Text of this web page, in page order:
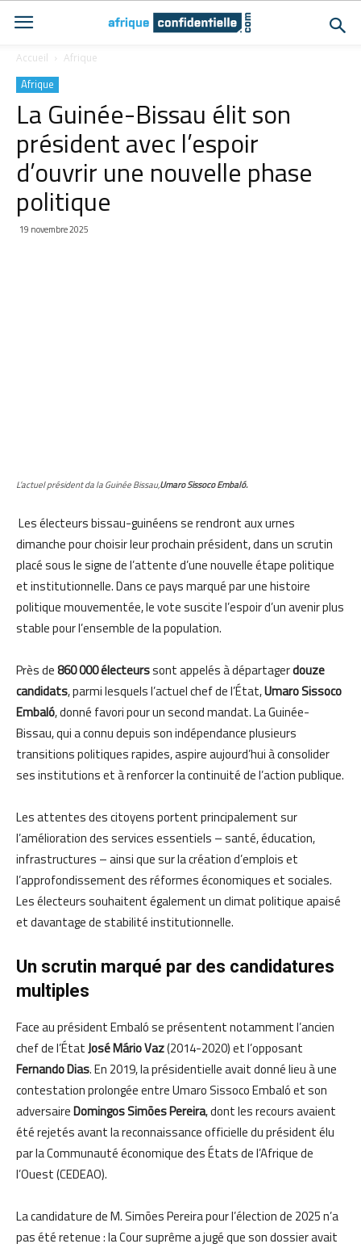
Accueil Afrique
Afrique
La Guinée-Bissau élit son
président avec l’espoir
d’ouvrir une nouvelle phase
politique
19 novembre 2025
L’actuel président da la Guinée Bissau,Umaro Sissoco Embaló.
Les électeurs bissau-guinéens se rendront aux urnes
dimanche pour choisir leur prochain président, dans un scrutin
placé sous le signe de l’attente d’une nouvelle étape politique
et institutionnelle. Dans ce pays marqué par une histoire
politique mouvementée, le vote suscite l’espoir d’un avenir plus
stable pour l’ensemble de la population.
Près de860 000 électeurssont appelés à départagerdouze
candidats, parmi lesquels l’actuel chef de l’État,Umaro Sissoco
Embaló, donné favori pour un second mandat. La Guinée-
Bissau, qui a connu depuis son indépendance plusieurs
transitions politiques rapides, aspire aujourd’hui à consolider
ses institutions et à renforcer la continuité de l’action publique.
Les attentes des citoyens portent principalement sur
l’amélioration des services essentiels – santé, éducation,
infrastructures – ainsi que sur la création d’emplois et
l’approfondissement des réformes économiques et sociales.
Les électeurs souhaitent également un climat politique apaisé
et davantage de stabilité institutionnelle.
Un scrutin marqué par des candidatures
multiples
Face au président Embaló se présentent notamment l’ancien
chef de l’ÉtatJosé Mário Vaz(2014-2020) et l’opposant
Fernando Dias. En 2019, la présidentielle avait donné lieu à une
contestation prolongée entre Umaro Sissoco Embaló et son
adversaireDomingos Simões Pereira, dont les recours avaient
été rejetés avant la reconnaissance officielle du président élu
par la Communauté économique des États de l’Afrique de
l’Ouest (CEDEAO).
La candidature de M. Simões Pereira pour l’élection de 2025 n’a
pas été retenue : la Cour suprême a jugé que son dossier avait